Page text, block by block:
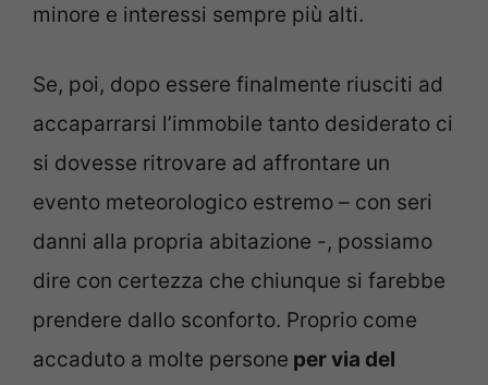
minore e interessi sempre più alti.
Se, poi, dopo essere finalmente riusciti ad
accaparrarsi l’immobile tanto desiderato ci
si dovesse ritrovare ad affrontare un
evento meteorologico estremo – con seri
danni alla propria abitazione -, possiamo
dire con certezza che chiunque si farebbe
prendere dallo sconforto. Proprio come
accaduto a molte persone per via del